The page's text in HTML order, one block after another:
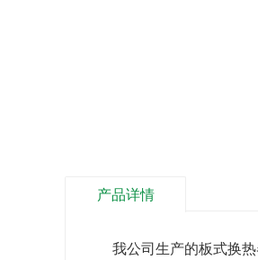
产品详情
我公司生产的板式换